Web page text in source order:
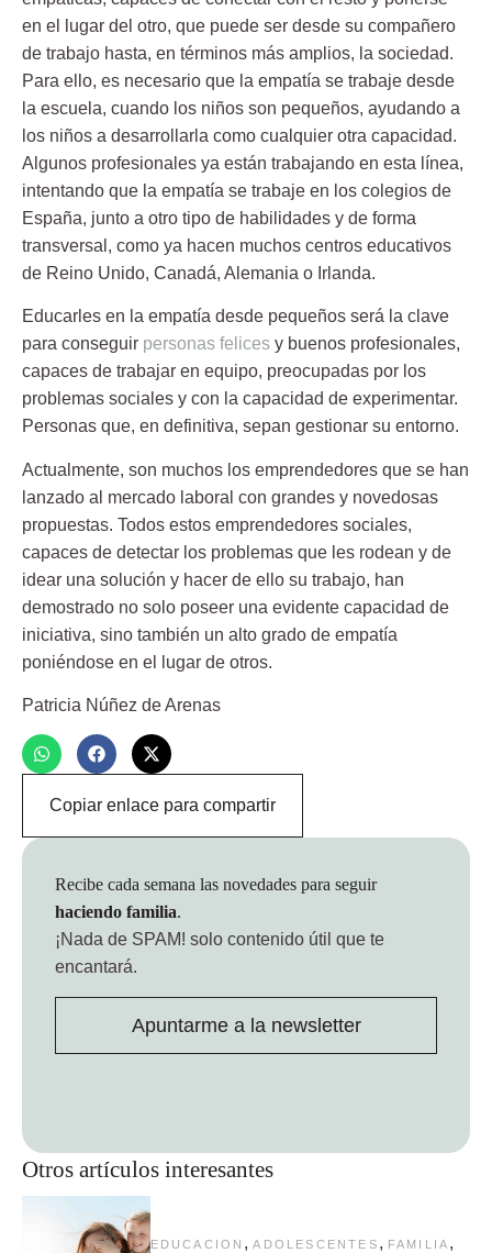
en el lugar del otro, que puede ser desde su compañero
de trabajo hasta, en términos más amplios, la sociedad.
Para ello, es necesario que la empatía se trabaje desde
la escuela, cuando los niños son pequeños, ayudando a
los niños a desarrollarla como cualquier otra capacidad.
Algunos profesionales ya están trabajando en esta línea,
intentando que la empatía se trabaje en los colegios de
España, junto a otro tipo de habilidades y de forma
transversal, como ya hacen muchos centros educativos
de Reino Unido, Canadá, Alemania o Irlanda.
Educarles en la empatía desde pequeños será la clave
para conseguir personas felices y buenos profesionales,
capaces de trabajar en equipo, preocupadas por los
problemas sociales y con la capacidad de experimentar.
Personas que, en definitiva, sepan gestionar su entorno.
Actualmente, son muchos los emprendedores que se han
lanzado al mercado laboral con grandes y novedosas
propuestas. Todos estos emprendedores sociales,
capaces de detectar los problemas que les rodean y de
idear una solución y hacer de ello su trabajo, han
demostrado no solo poseer una evidente capacidad de
iniciativa, sino también un alto grado de empatía
poniéndose en el lugar de otros.
Patricia Núñez de Arenas
Copiar enlace para compartir
Otros artículos interesantes
EDUCACION , ADOLESCENTES , FAMILIA ,
Recibe cada semana las novedades para seguir
haciendo familia.
¡Nada de SPAM! solo contenido útil que te
encantará.
Apuntarme a la newsletter